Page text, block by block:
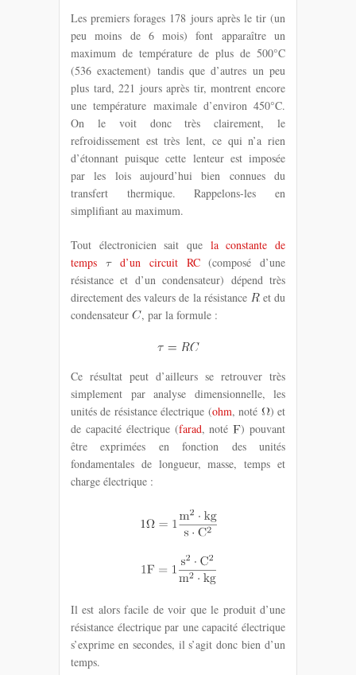
Les premiers forages 178 jours après le tir (un
peu moins de 6 mois) font apparaître un
maximum de température de plus de 500°C
(536 exactement) tandis que d’autres un peu
plus tard, 221 jours après tir, montrent encore
une température maximale d’environ 450°C.
On le voit donc très clairement, le
refroidissement est très lent, ce qui n’a rien
d’étonnant puisque cette lenteur est imposée
par les lois aujourd’hui bien connues du
transfert thermique. Rappelons-les en
simplifiant au maximum.
Tout électronicien sait que la constante de
temps
d’un circuit RC(composé d’une
résistance et d’un condensateur) dépend très
directement des valeurs de la résistance
et du
condensateur
, par la formule :
Ce résultat peut d’ailleurs se retrouver très
simplement par analyse dimensionnelle, les
unités de résistance électrique (ohm, noté
) et
de capacité électrique (farad, noté ) pouvant
être exprimées en fonction des unités
fondamentales de longueur, masse, temps et
charge électrique :
Il est alors facile de voir que le produit d’une
résistance électrique par une capacité électrique
s’exprime en secondes, il s’agit donc bien d’un
temps.